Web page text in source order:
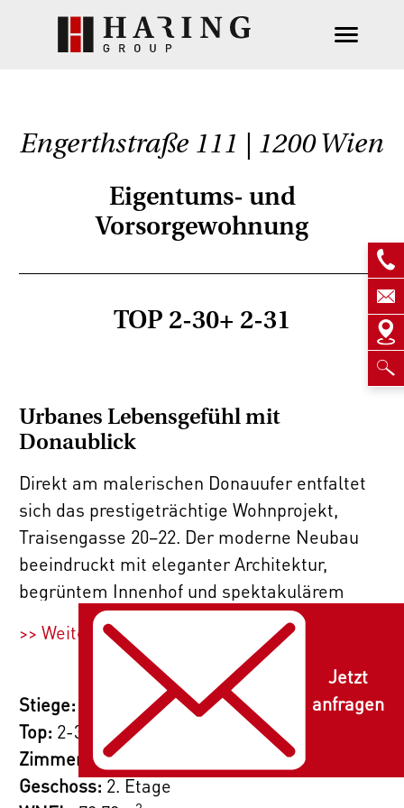
Engerthstraße 111 | 1200 Wien
Eigentums- und
Vorsorgewohnung
TOP 2-30+ 2-31
Urbanes Lebensgefühl mit
Donaublick
Direkt am malerischen Donauufer entfaltet
sich das prestigeträchtige Wohnprojekt,
Traisengasse 20–22. Der moderne Neubau
beeindruckt mit eleganter Architektur,
begrüntem Innenhof und spektakulärem
Donaublick. 269 Eigentumswohnungen bieten
vielfältige Wohnungsvarianten für alle
Lebensstile und Generationen. Die Nähe zur
Donauinsel und die schnelle Anbindung ans
Stadtzentrum versprechen ein privilegiertes
Lebensgefühl in einem der lebendigsten
Bezirke Wiens.
>> Weiterlesen
Stiege:
Top: 2-30+ 2-31
Zimmer:
4
Geschoss: 2. Etage
Jetzt
anfragen